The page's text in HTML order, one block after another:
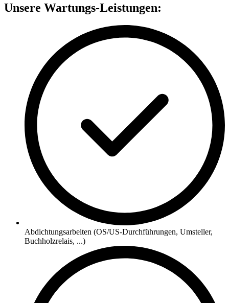
Unsere Wartungs-Leistungen:
Abdichtungsarbeiten (OS/US-Durchführungen, Umsteller,
Buchholzrelais, ...)